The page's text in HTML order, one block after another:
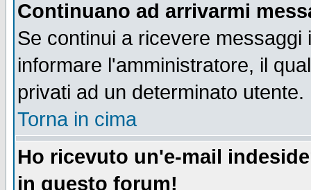
Continuano ad arrivarmi
Se continui a ricevere
informare l'amministratore, il
privati ad un determinato utente.
Torna in cima
Ho ricevuto un'e-mail
in questo forum!